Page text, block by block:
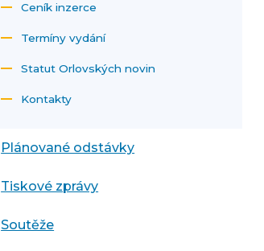
Ceník inzerce
Termíny vydání
Statut Orlovských novin
Kontakty
Plánované odstávky
Tiskové zprávy
Soutěže